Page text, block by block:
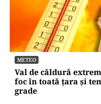
METEO
Val de căldură
foc în toată țara și
grade